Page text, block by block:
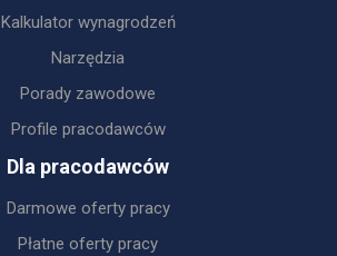
Kalkulator wynagrodzeń
Narzędzia
Porady zawodowe
Profile pracodawców
Dla pracodawców
Darmowe oferty pracy
Płatne oferty pracy